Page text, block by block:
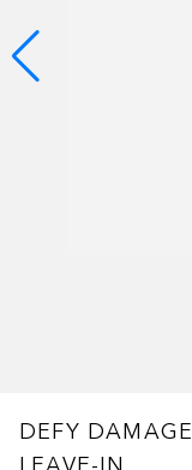
DEFY DAMAGE